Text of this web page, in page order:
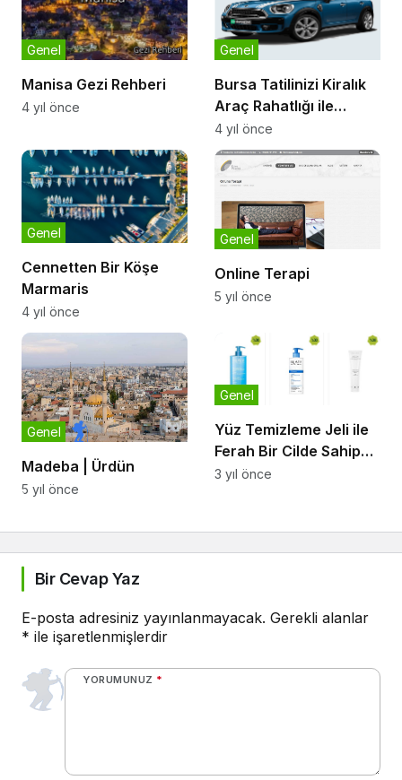
Manisa Gezi Rehberi
Genel
4 yıl önce
Bursa Tatilinizi Kiralık
Araç Rahatlığı ile
Geçirin!
Genel
4 yıl önce
Cennetten Bir Köşe
Marmaris
Genel
4 yıl önce
Online Terapi
Genel
5 yıl önce
Madeba | Ürdün
Genel
5 yıl önce
Yüz Temizleme Jeli ile
Ferah Bir Cilde Sahip
Olun
Genel
3 yıl önce
Bir Cevap Yaz
E-posta adresiniz yayınlanmayacak. Gerekli alanlar
* ile işaretlenmişlerdir
YORUMUNUZ *